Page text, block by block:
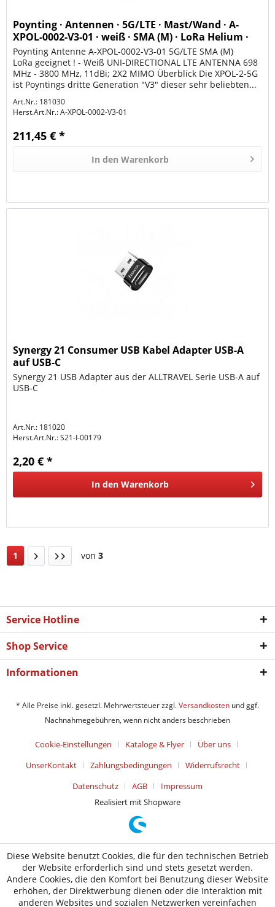
Poynting · Antennen · 5G/LTE · Mast/Wand · A-
XPOL-0002-V3-01 · weiß · SMA (M) · LoRa Helium ·
11dbi
Poynting Antenne A-XPOL-0002-V3-01 5G/LTE SMA (M)
LoRa geeignet ! - Weiß UNI-DIRECTIONAL LTE ANTENNA 698
MHz - 3800 MHz, 11dBi; 2X2 MIMO Überblick Die XPOL-2-5G
ist Poyntings dritte Generation "V3" dieser sehr beliebten...
Art.Nr.: 181030
Herst.Art.Nr.:A-XPOL-0002-V3-01
211,45 € *
In den Warenkorb
Synergy 21 Consumer USB Kabel Adapter USB-A
auf USB-C
Synergy 21 USB Adapter aus der ALLTRAVEL Serie USB-A auf
USB-C
Art.Nr.: 181020
Herst.Art.Nr.:S21-I-00179
2,20 € *
In den Warenkorb
1 von 3
Service Hotline
Shop Service
Informationen
* Alle Preise inkl. gesetzl. Mehrwertsteuer zzgl.Versandkosten und ggf.
Nachnahmegebühren, wenn nicht anders beschrieben
Cookie-Einstellungen Kataloge & Flyer
Über uns
UnserKontakt
Zahlungsbedingungen
Widerrufsrecht
Datenschutz
AGB
Impressum
Realisiert mit Shopware
Diese Website benutzt Cookies, die für den technischen Betrieb
der Website erforderlich sind und stets gesetzt werden.
Andere Cookies, die den Komfort bei Benutzung dieser Website
erhöhen, der Direktwerbung dienen oder die Interaktion mit
anderen Websites und sozialen Netzwerken vereinfachen